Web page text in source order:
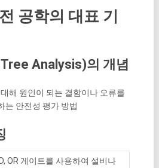
공학의 대표 기
Analysis)의 개념
해 원인이 되는 결함이나 오류를
는 안전성 평가 방법
OR 게이트를 사용하여 설비나